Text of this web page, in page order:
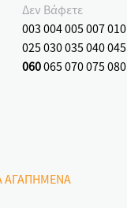
Δεν Βάφετε
003 004005007010
025030035040045
060065070075080
ΑΓΑΠΗΜΕΝΑ